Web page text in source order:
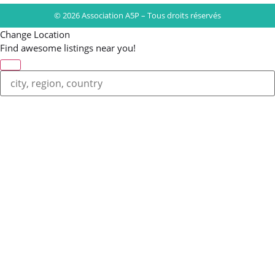
© 2026 Association A5P – Tous droits réservés
Change Location
Find awesome listings near you!
Change Location